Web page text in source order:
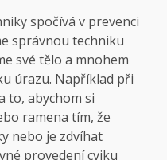
spočívá v prevenci
správnou techniku
své tělo a mnohem
úrazu. Například při
to, abychom si
ramena tím, že
nebo je zdvíhat
provedení cviku